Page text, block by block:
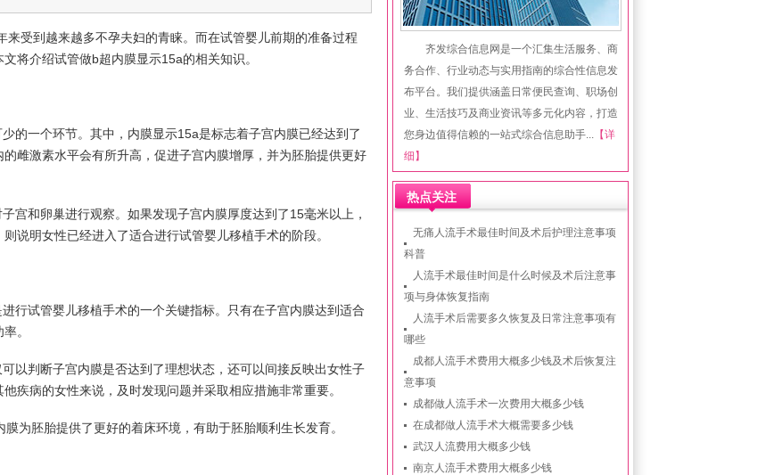
来受到越来越多不孕夫妇的青睐。而在试管婴儿前期的准备过程
将介绍试管做b超内膜显示15a的相关知识。
的一个环节。其中，内膜显示15a是标志着子宫内膜已经达到了
雌激素水平会有所升高，促进子宫内膜增厚，并为胚胎提供更好
宫和卵巢进行观察。如果发现子宫内膜厚度达到了15毫米以上，
说明女性已经进入了适合进行试管婴儿移植手术的阶段。
行试管婴儿移植手术的一个关键指标。只有在子宫内膜达到适合
。
以判断子宫内膜是否达到了理想状态，还可以间接反映出女性子
疾病的女性来说，及时发现问题并采取相应措施非常重要。
为胚胎提供了更好的着床环境，有助于胚胎顺利生长发育。
齐发综合信息网是一个汇集生活服务、商
务合作、行业动态与实用指南的综合性信息发
布平台。我们提供涵盖日常便民查询、职场创
业、生活技巧及商业资讯等多元化内容，打造
您身边值得信赖的一站式综合信息助手...
【详
细】
热点关注
无痛人流手术最佳时间及术后护理注意事项
科普
人流手术最佳时间是什么时候及术后注意事
项与身体恢复指南
人流手术后需要多久恢复及日常注意事项有
哪些
成都人流手术费用大概多少钱及术后恢复注
意事项
成都做人流手术一次费用大概多少钱
在成都做人流手术大概需要多少钱
武汉人流费用大概多少钱
南京人流手术费用大概多少钱